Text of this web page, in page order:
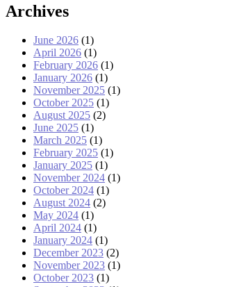
Archives
June 2026 (1)
April 2026 (1)
February 2026 (1)
January 2026 (1)
November 2025 (1)
October 2025 (1)
August 2025 (2)
June 2025 (1)
March 2025 (1)
February 2025 (1)
January 2025 (1)
November 2024 (1)
October 2024 (1)
August 2024 (2)
May 2024 (1)
April 2024 (1)
January 2024 (1)
December 2023 (2)
November 2023 (1)
October 2023 (1)